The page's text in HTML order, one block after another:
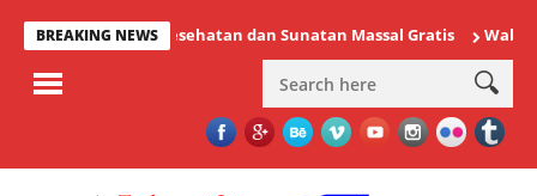
BREAKING NEWS
Kesehatan dan Sunatan Massal Gratis Wabup